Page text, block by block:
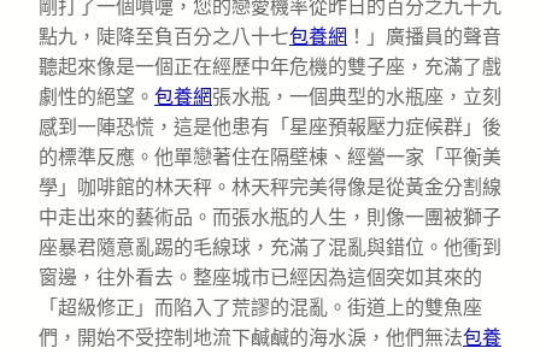
剛打了一個噴嚏，您的戀愛機率從昨日的百分之九十九
點九，陡降至負百分之八十七包養網 ！」廣播員的聲音
聽起來像是一個正在經歷中年危機的雙子座，充滿了戲
劇性的絕望。 包養網張水瓶，一個典型的水瓶座，立刻
感到一陣恐慌，這是他患有「星座預報壓力症候群」後
的標準反應。他單戀著住在隔壁棟、經營一家「平衡美
學」咖啡館的林天秤。林天秤完美得像是從黃金分割線
中走出來的藝術品。而張水瓶的人生，則像一團被獅子
座暴君隨意亂踢的毛線球，充滿了混亂與錯位。他衝到
窗邊，往外看去。整座城市已經因為這個突如其來的
「超級修正」而陷入了荒謬的混亂。街道上的雙魚座
們，開始不受控制地流下鹹鹹的海水淚，他們無法包養